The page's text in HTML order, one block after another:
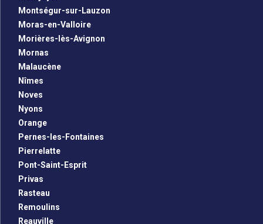
Montségur-sur-Lauzon
Moras-en-Valloire
Morières-lès-Avignon
Mornas
Malaucène
Nîmes
Noves
Nyons
Orange
Pernes-les-Fontaines
Pierrelatte
Pont-Saint-Esprit
Privas
Rasteau
Remoulins
Reauville